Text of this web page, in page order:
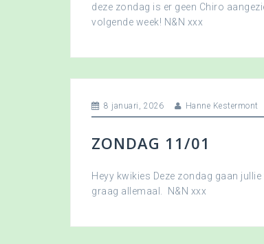
deze zondag is er geen Chiro
volgende week! N&N xxx
8 januari, 2026 Hanne Kestermont
ZONDAG 11/01
Heyy kwikies Deze zondag gaan
graag allemaal. N&N xxx